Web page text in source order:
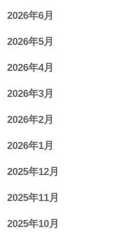
2026年6月
2026年5月
2026年4月
2026年3月
2026年2月
2026年1月
2025年12月
2025年11月
2025年10月